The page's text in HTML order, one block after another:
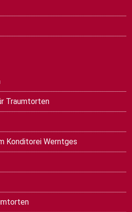
Traumtorten
Konditorei Werntges